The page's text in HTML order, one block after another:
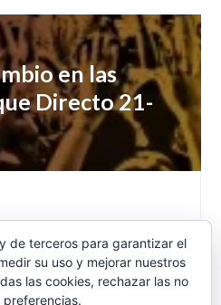
en las
Directo 21-
Aguirre y
con una plaza
de terceros para garantizar el
su uso y mejorar nuestros
las cookies, rechazar las no
preferencias.